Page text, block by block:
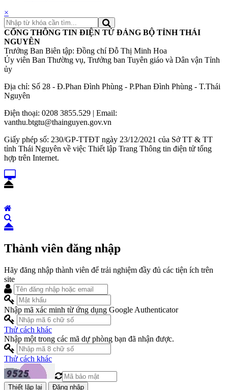
×
CỔNG THÔNG TIN ĐIỆN TỬ ĐẢNG BỘ TỈNH THÁI
NGUYÊN
Trưởng Ban Biên tập: Đồng chí Đỗ Thị Minh Hoa
Ủy viên Ban Thường vụ, Trưởng ban Tuyên giáo và Dân vận Tỉnh
ủy
Địa chỉ: Số 28 - Đ.Phan Đình Phùng - P.Phan Đình Phùng - T.Thái
Nguyên
Điện thoại: 0208 3855.529 | Email:
vanthu.btgtu@thainguyen.gov.vn
Giấy phép số: 230/GP-TTĐT ngày 23/12/2021 của Sở TT & TT
tỉnh Thái Nguyên về việc Thiết lập Trang Thông tin điện tử tổng
hợp trên Internet.
Thành viên đăng nhập
Hãy đăng nhập thành viên để trải nghiệm đầy đủ các tiện ích trên
site
Nhập mã xác minh từ ứng dụng Google Authenticator
Thử cách khác
Nhập một trong các mã dự phòng bạn đã nhận được.
Thử cách khác
Đăng nhập